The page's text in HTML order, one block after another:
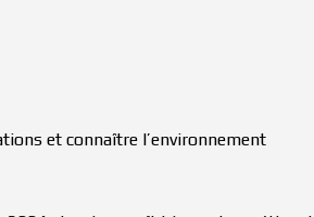
et connaître l’environnement